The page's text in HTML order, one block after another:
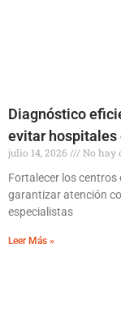
Diagnóstico
evitar hospitales
julio 14, 2026
No hay
Fortalecer los
garantizar atención
especialistas
Leer Más »